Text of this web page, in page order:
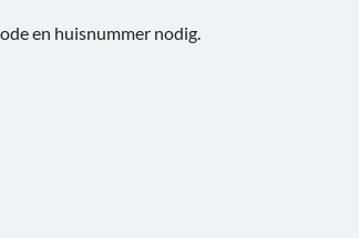
en huisnummer nodig.